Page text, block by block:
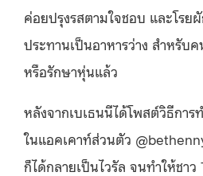
ค่อยปรุงรสตามใจชอบ และโรย
ประทานเป็นอาหารว่าง สำหรับ
หรือรักษาหุ่นแล้ว
หลังจากเบเธนนีได้โพสต์วิธีกา
ในแอคเคาท์ส่วนตัว
ก็ได้กลายเป็นไวรัล จนทำให้ชา